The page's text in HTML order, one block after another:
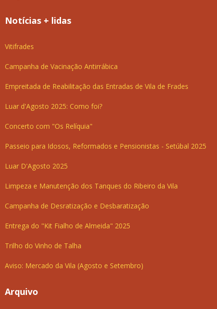
Notícias + lidas
Vitifrades
Campanha de Vacinação Antirrábica
Empreitada de Reabilitação das Entradas de Vila de Frades
Luar d'Agosto 2025: Como foi?
Concerto com "Os Relíquia"
Passeio para Idosos, Reformados e Pensionistas - Setúbal 2025
Luar D'Agosto 2025
Limpeza e Manutenção dos Tanques do Ribeiro da Vila
Campanha de Desratização e Desbaratização
Entrega do "Kit Fialho de Almeida" 2025
Trilho do Vinho de Talha
Aviso: Mercado da Vila (Agosto e Setembro)
Arquivo